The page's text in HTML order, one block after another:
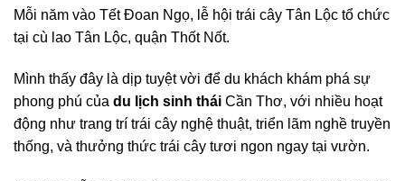
Mỗi năm vào Tết Đoan Ngọ, lễ hội trái cây Tân Lộc tổ chức
tại cù lao Tân Lộc, quận Thốt Nốt.
Mình thấy đây là dịp tuyệt vời để du khách khám phá sự
phong phú của du lịch sinh thái Cần Thơ, với nhiều hoạt
động như trang trí trái cây nghệ thuật, triển lãm nghề truyền
thống, và thưởng thức trái cây tươi ngon ngay tại vườn.